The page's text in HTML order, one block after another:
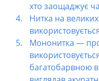
хто заощаджує
Нитка на
Мононитка —
багатобарвною